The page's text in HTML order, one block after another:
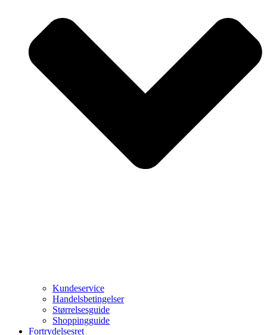
Kundeservice
Handelsbetingelser
Størrelsesguide
Shoppingguide
Fortrydelsesret